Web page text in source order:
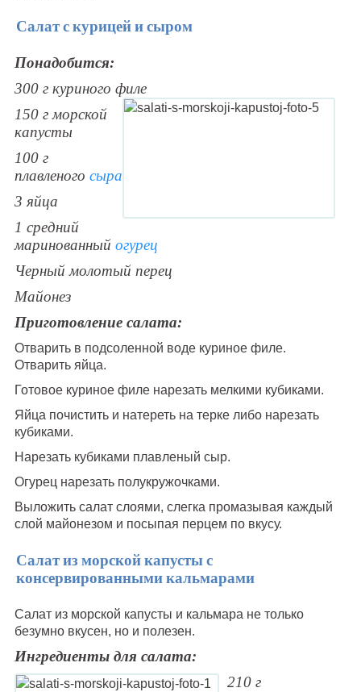
Салат с курицей и сыром
Понадобится:
300 г куриного филе
150 г морской
капусты
100 г
плавленого сыра
3 яйца
1 средний
маринованный огурец
Черный молотый перец
Майонез
Приготовление салата:
Отварить в подсоленной воде куриное филе.
Отварить яйца.
Готовое куриное филе нарезать мелкими кубиками.
Яйца почистить и натереть на терке либо нарезать
кубиками.
Нарезать кубиками плавленый сыр.
Огурец нарезать полукружочками.
Выложить салат слоями, слегка промазывая каждый
слой майонезом и посыпая перцем по вкусу.
Салат из морской капусты с
консервированными кальмарами
Салат из морской капусты и кальмара не только
безумно вкусен, но и полезен.
Ингредиенты для салата:
210 г